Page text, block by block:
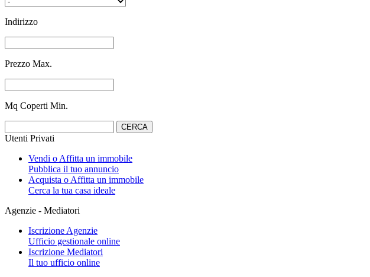
Indirizzo
Prezzo Max.
Mq Coperti Min.
Utenti Privati
Vendi o Affitta un immobile
Pubblica il tuo annuncio
Acquista o Affitta un immobile
Cerca la tua casa ideale
Agenzie - Mediatori
Iscrizione Agenzie
Ufficio gestionale online
Iscrizione Mediatori
Il tuo ufficio online